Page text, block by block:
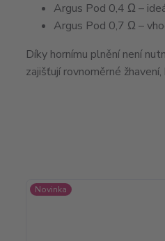
Argus Pod 0,4 Ω –
Argus Pod 0,7 Ω –
Díky hornímu plněnínení
zajišťují rovnoměrné
Novinka